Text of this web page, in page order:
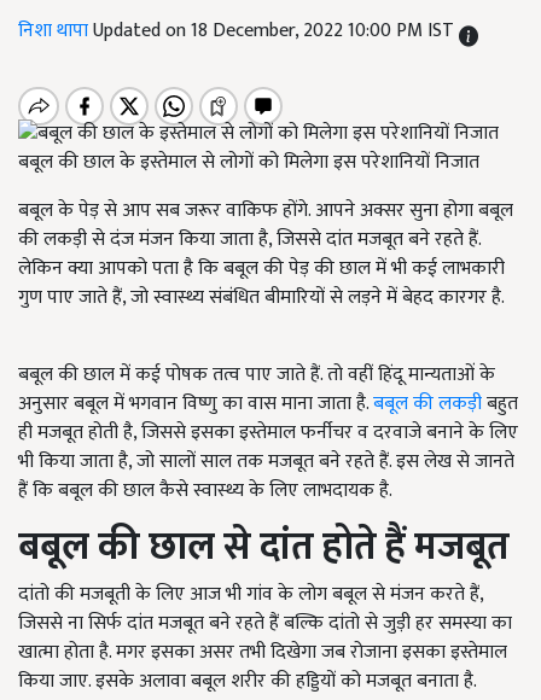
निशा थापाUpdated on 18 December, 2022 10:00 PM IST
बबूल की छाल के इस्तेमाल से लोगों को मिलेगा इस परेशानियों निजात
बबूल के पेड़ से आप सब जरूर वाकिफ होंगे. आपने अक्सर सुना होगा बबूल
की लकड़ी से दंज मंजन किया जाता है, जिससे दांत मजबूत बने रहते हैं.
लेकिन क्या आपको पता है कि बबूल की पेड़ की छाल में भी कई लाभकारी
गुण पाए जाते हैं, जो स्वास्थ्य संबंधित बीमारियों से लड़ने में बेहद कारगर है.
बबूल की छाल में कई पोषक तत्व पाए जाते हैं. तो वहीं हिंदू मान्यताओं के
अनुसार बबूल में भगवान विष्णु का वास माना जाता है.बबूल की लकड़ीबहुत
ही मजबूत होती है, जिससे इसका इस्तेमाल फर्नीचर व दरवाजे बनाने के लिए
भी किया जाता है, जो सालों साल तक मजबूत बने रहते हैं. इस लेख से जानते
हैं कि बबूल की छाल कैसे स्वास्थ्य के लिए लाभदायक है.
बबूल की छाल से दांत होते हैं मजबूत
दांतो की मजबूती के लिए आज भी गांव के लोग बबूल से मंजन करते हैं,
जिससे ना सिर्फ दांत मजबूत बने रहते हैं बल्कि दांतो से जुड़ी हर समस्या का
खात्मा होता है. मगर इसका असर तभी दिखेगा जब रोजाना इसका इस्तेमाल
किया जाए. इसके अलावा बबूल शरीर की हड्डियों को मजबूत बनाता है.